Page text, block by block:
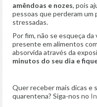
amêndoas e nozes, pois
pessoas que perderam um
stressadas.
Por fim, não se esqueça
presente em alimentos
absorvida através da
minutos do seu dia e
Quer receber mais dicas e
quarentena? Siga-nos no